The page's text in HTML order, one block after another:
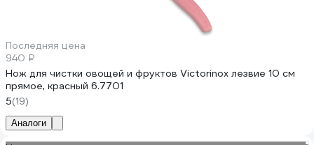
Последняя цена
940 ₽
Нож для чистки овощей и фруктов Victorinox лезвие 10 см
прямое, красный 6.7701
5(19)
Аналоги